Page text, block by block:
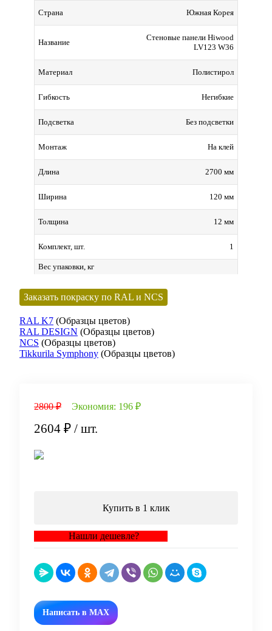
Страна Южная Корея
Название
Стеновые панели Hiwood
LV123 W36
Материал Полистирол
Гибкость Негибкие
Подсветка Без подсветки
Монтаж На клей
Длина 2700 мм
Ширина 120 мм
Толщина 12 мм
Комплект, шт. 1
Вес упаковки, кг
Заказать покраску по RAL и NCS
RAL K7 (Образцы цветов)
RAL DESIGN (Образцы цветов)
NCS (Образцы цветов)
Tikkurila Symphony (Образцы цветов)
2800 ₽ Экономия: 196 ₽
2604 ₽ / шт.
Купить в 1 клик
Нашли дешевле?
Написать в MAX